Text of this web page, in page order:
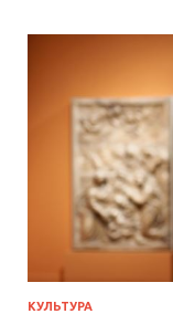
КУЛЬТУРА